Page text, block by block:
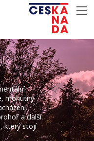
mohutný
a další.
který stojí